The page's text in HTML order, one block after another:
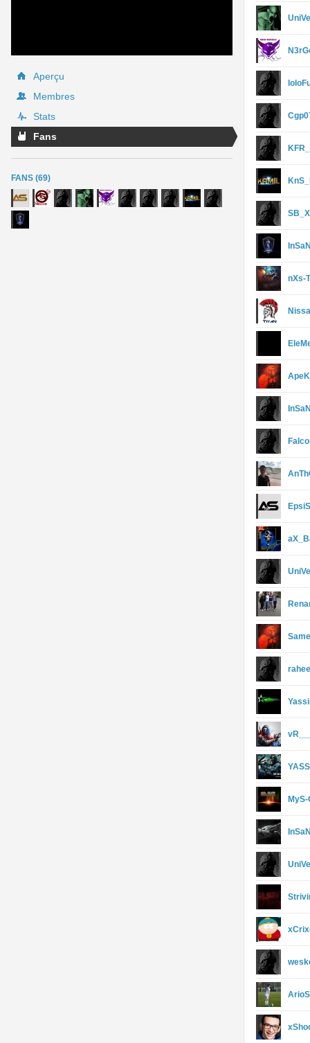
Aperçu
Membres
Stats
Fans
FANS (69)
nXs-